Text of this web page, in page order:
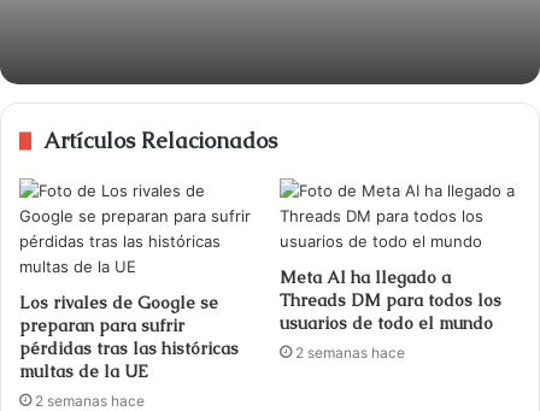
Artículos Relacionados
Los rivales de Google se
preparan para sufrir
pérdidas tras las históricas
multas de la UE
2 semanas hace
Meta AI ha llegado a
Threads DM para todos los
usuarios de todo el mundo
2 semanas hace